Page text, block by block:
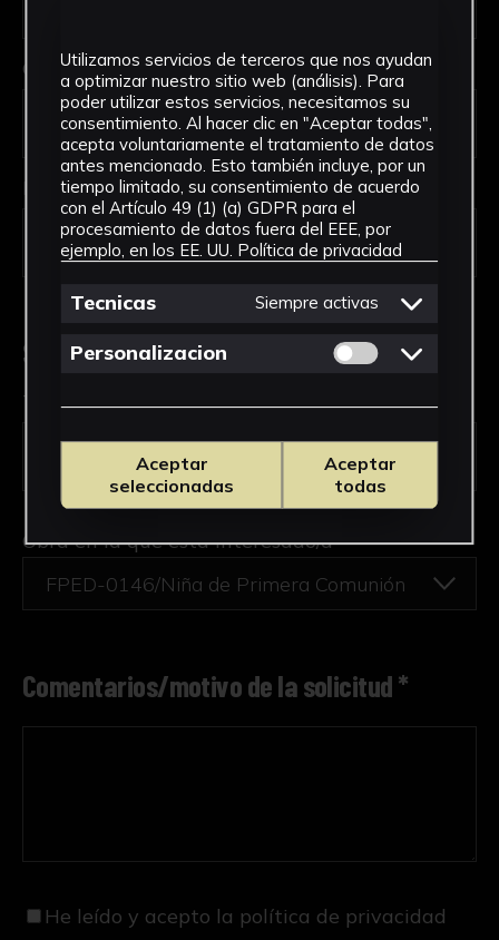
Código Postal *
País *
Solicitud de Servicio
Tipo de solicitud *
Obra en la que está interesado/a*
FPED-0146/Niña de Primera Comunión
Comentarios/motivo de la solicitud *
He leído y acepto la política de privacidad
Utilizamos servicios de terceros que nos ayudan
a optimizar nuestro sitio web (análisis). Para
poder utilizar estos servicios, necesitamos su
consentimiento. Al hacer clic en "Aceptar todas",
acepta voluntariamente el tratamiento de datos
antes mencionado. Esto también incluye, por un
tiempo limitado, su consentimiento de acuerdo
con el Artículo 49 (1) (a) GDPR para el
procesamiento de datos fuera del EEE, por
ejemplo, en los EE. UU. Política de privacidad
Tecnicas Siempre activas
Personalizacion Permitir cookies
Aceptar
seleccionadas
Aceptar
todas